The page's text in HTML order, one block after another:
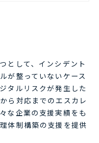
として、インシデント
が整っていないケース
タルリスクが発生した
ら対応までのエスカレ
な企業の支援実績をも
体制構築の支援を提供